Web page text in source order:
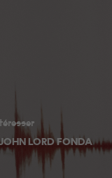
LORD FONDA
Ils
au